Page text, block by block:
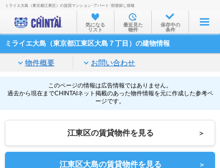
お部屋を探す
沿線・駅から
住所から
家賃相場から
通勤通学時間から
物件特集から
不動産会社から
TOP
ミライエ大島（東京都江東区）の賃貸マンション･アパート･部屋探し情報
気になる
リスト
最近見た
物件
保存中の
条件
ミライエ大島（東京都江東区大島７丁目）の建物情報
物件概要 お問い合わせ
このページの情報は広告情報ではありません。
過去から現在までCHINTAIネット掲載のあった物件情報を元に作成した参考ペ
ージです。
江東区の賃貸物件を見る ＞
江東区大島の賃貸物件を見る ＞